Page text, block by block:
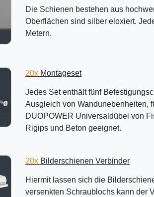
Die Schienen bestehen aus
Oberflächen sind silber eloxiert.
Metern.
20x Montageset
Jedes Set enthält fünf
Ausgleich von Wandunebenheiten,
DUOPOWER Universaldübel von
Rigips und Beton geeignet.
20x Bilderschienen Verbinder
Hiermit lassen sich die
versenkten Schraublochs kann der